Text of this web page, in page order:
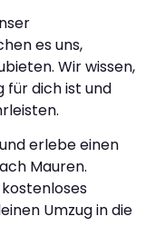
es uns,
Wir wissen,
für dich ist und
erlebe einen
Mauren.
Umzug in die